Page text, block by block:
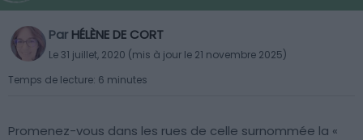
Par HÉLÈNE DE CORT
Le 31 juillet, 2020 (mis à jour le 21 novembre 2025)
Temps de lecture: 6 minutes
Promenez-vous dans les rues de celle surnommée la «